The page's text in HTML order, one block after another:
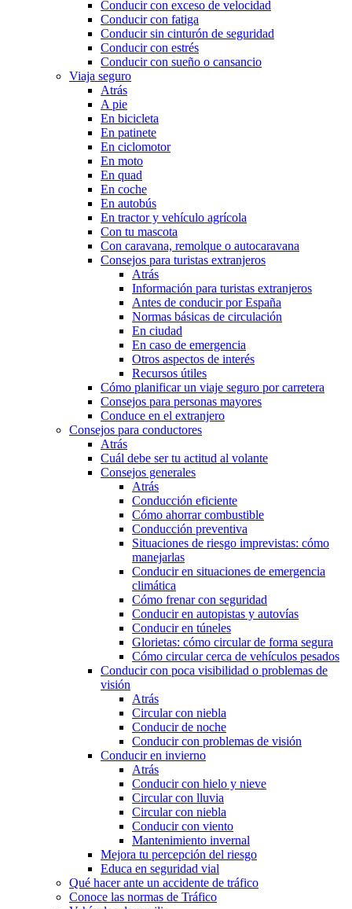
Conducir con exceso de velocidad
Conducir con fatiga
Conducir sin cinturón de seguridad
Conducir con estrés
Conducir con sueño o cansancio
Viaja seguro
Atrás
A pie
En bicicleta
En patinete
En ciclomotor
En moto
En quad
En coche
En autobús
En tractor y vehículo agrícola
Con tu mascota
Con caravana, remolque o autocaravana
Consejos para turistas extranjeros
Atrás
Información para turistas extranjeros
Antes de conducir por España
Normas básicas de circulación
En ciudad
En caso de emergencia
Otros aspectos de interés
Recursos útiles
Cómo planificar un viaje seguro por carretera
Consejos para personas mayores
Conduce en el extranjero
Consejos para conductores
Atrás
Cuál debe ser tu actitud al volante
Consejos generales
Atrás
Conducción eficiente
Cómo ahorrar combustible
Conducción preventiva
Situaciones de riesgo imprevistas: cómo
manejarlas
Conducir en situaciones de emergencia
climática
Cómo frenar con seguridad
Conducir en autopistas y autovías
Conducir en túneles
Glorietas: cómo circular de forma segura
Cómo circular cerca de vehículos pesados
Conducir con poca visibilidad o problemas de
visión
Atrás
Circular con niebla
Conducir de noche
Conducir con problemas de visión
Conducir en invierno
Atrás
Conducir con hielo y nieve
Circular con lluvia
Circular con niebla
Conducir con viento
Mantenimiento invernal
Mejora tu percepción del riesgo
Educa en seguridad vial
Qué hacer ante un accidente de tráfico
Conoce las normas de Tráfico